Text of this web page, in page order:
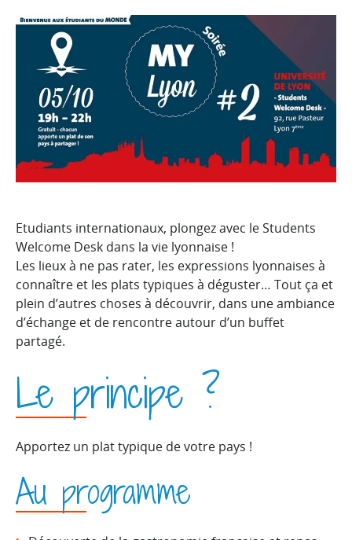
Etudiants internationaux, plongez avec le Students
Welcome Desk dans la vie lyonnaise !
Les lieux à ne pas rater, les expressions lyonnaises à
connaître et les plats typiques à déguster… Tout ça et
plein d’autres choses à découvrir, dans une ambiance
d’échange et de rencontre autour d’un buffet
partagé.
Le principe ?
Apportez un plat typique de votre pays !
Au programme